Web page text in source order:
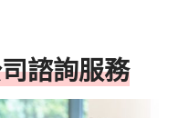
諮詢服務